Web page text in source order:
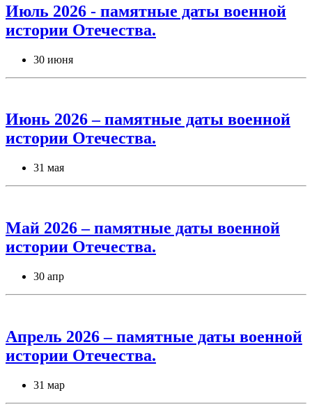
Июль 2026 - памятные даты военной
истории Отечества.
30 июня
Июнь 2026 – памятные даты военной
истории Отечества.
31 мая
Май 2026 – памятные даты военной
истории Отечества.
30 апр
Апрель 2026 – памятные даты военной
истории Отечества.
31 мар